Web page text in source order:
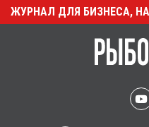
ЖУРНАЛ ДЛЯ БИЗНЕСА,